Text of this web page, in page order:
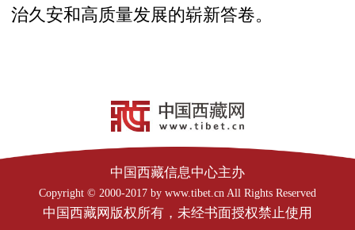
治久安和高质量发展的崭新答卷。
中国西藏信息中心主办
Copyright © 2000-2017 by www.tibet.cn All Rights Reserved
中国西藏网版权所有，未经书面授权禁止使用